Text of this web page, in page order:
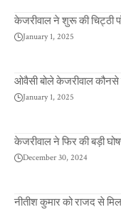
केजरीवाल ने शुरू की चिट्ठी
January 1, 2025
ओवैसी बोले केजरीवाल
January 1, 2025
केजरीवाल ने फिर की बड़ी
December 30, 2024
नीतीश कुमार को राजद से